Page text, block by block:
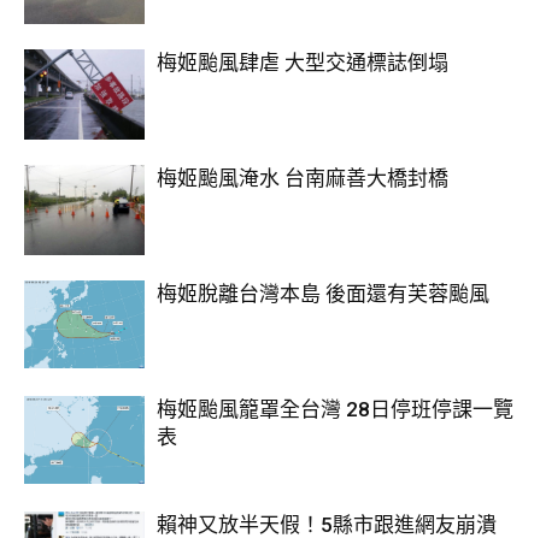
梅姬颱風肆虐 大型交通標誌倒塌
梅姬颱風淹水 台南麻善大橋封橋
梅姬脫離台灣本島 後面還有芙蓉颱風
梅姬颱風籠罩全台灣 28日停班停課一覽
表
賴神又放半天假！5縣市跟進網友崩潰